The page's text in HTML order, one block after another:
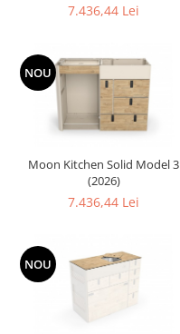
7.436,44 Lei
NOU
Moon Kitchen Solid Model 3
(2026)
7.436,44 Lei
NOU